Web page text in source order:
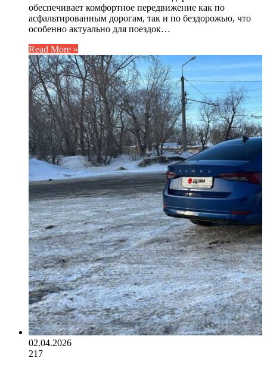
обеспечивает комфортное передвижение как по
асфальтированным дорогам, так и по бездорожью, что
особенно актуально для поездок…
Read More »
02.04.2026
217